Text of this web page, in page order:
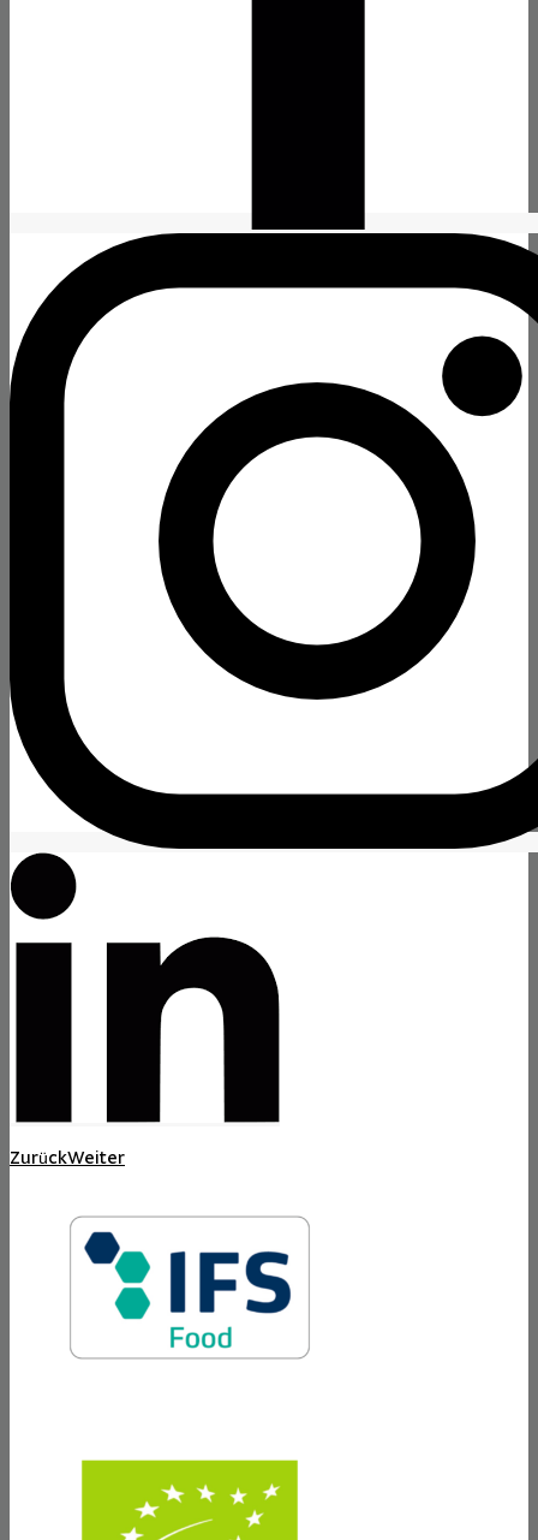
ZurückWeiter